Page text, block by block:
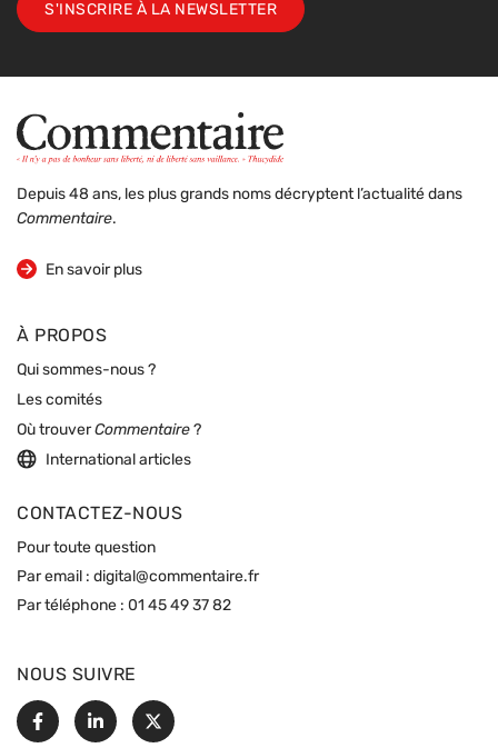
S'INSCRIRE À LA NEWSLETTER
Depuis 48 ans, les plus grands noms décryptent l’actualité dans
Commentaire.
En savoir plus
sur la revue
À PROPOS
Qui sommes-nous ?
Les comités
Où trouverCommentaire ?
International articles
CONTACTEZ-NOUS
Pour toute question
Par email : digital@commentaire.fr
Par téléphone : 01 45 49 37 82
NOUS SUIVRE
FacebookLinkedin
X